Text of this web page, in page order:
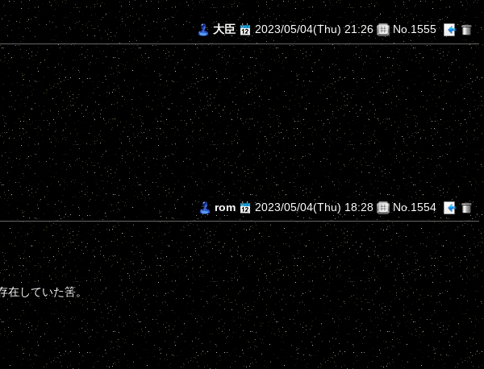
大臣
2023/05/04(Thu) 21:26 No.1555
rom
2023/05/04(Thu) 18:28 No.1554
していた筈。